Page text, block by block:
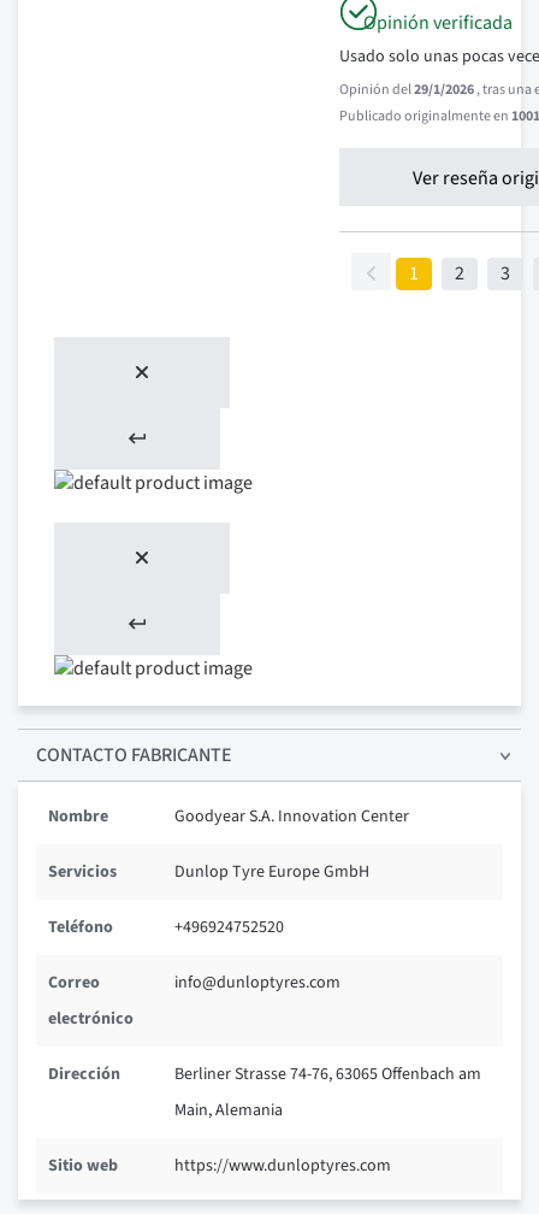
Opinión verificada
Usado solo unas pocas
Opinión del29/1/2026, tras una
Publicado originalmente en
Ver reseña
1 2 3
CONTACTO FABRICANTE
Nombre Goodyear S.A. Innovation Center
Servicios Dunlop Tyre Europe GmbH
Teléfono +496924752520
Correo
electrónico
info@dunloptyres.com
Dirección
Berliner Strasse 74-76, 63065 Offenbach am
Main, Alemania
Sitio web https://www.dunloptyres.com